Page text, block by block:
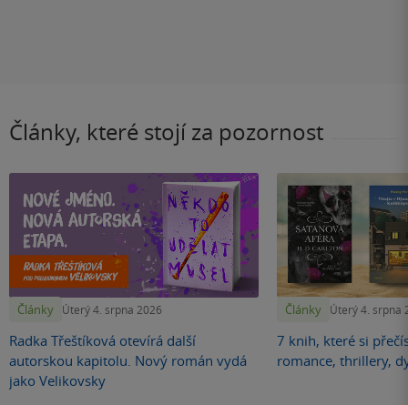
Články, které stojí za pozornost
Články Úterý 4. srpna 2026
Radka Třeštíková otevírá další
autorskou kapitolu. Nový román vydá
jako Velikovsky
Články Úterý 4. srpna
7 knih, které si
romance, thrillery,